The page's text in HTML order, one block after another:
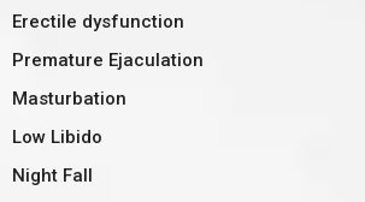
Erectile dysfunction
Premature Ejaculation
Masturbation
Low Libido
Night Fall